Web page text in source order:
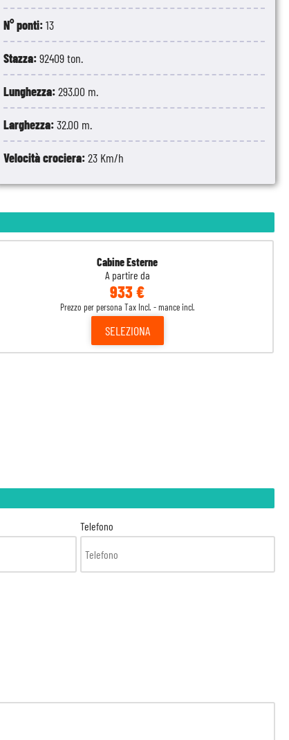
N° ponti:13
Stazza:92409 ton.
Lunghezza:293.00 m.
Larghezza:32.00 m.
Velocità crociera:23 Km/h
Cabine Esterne
A partire da
933 €
Prezzo per persona Tax Incl. - mance incl.
SELEZIONA
Telefono